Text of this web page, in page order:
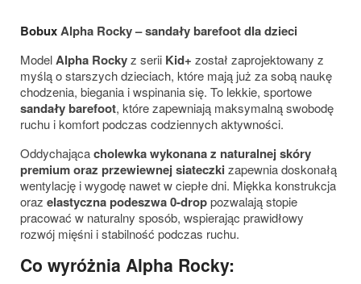
BobuxAlpha Rocky – sandały barefoot dla dzieci
ModelAlpha Rockyz serii Kid+ został zaprojektowany z
myślą o starszych dzieciach, które mają już za sobą naukę
chodzenia, biegania i wspinania się. To lekkie, sportowe
sandały barefoot, które zapewniają maksymalną swobodę
ruchu i komfort podczas codziennych aktywności.
Oddychającacholewka wykonana z naturalnej skóry
premium oraz przewiewnej siateczki zapewnia doskonałą
wentylację i wygodę nawet w ciepłe dni. Miękka konstrukcja
oraz elastyczna podeszwa 0-droppozwalają stopie
pracować w naturalny sposób, wspierając prawidłowy
rozwój mięśni i stabilność podczas ruchu.
Co wyróżnia Alpha Rocky: